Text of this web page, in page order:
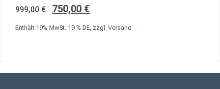
999,00€ 750,00 €
Enthält 19% MwSt. 19 % DE, zzgl. Versand